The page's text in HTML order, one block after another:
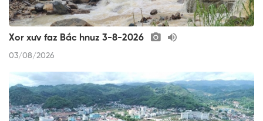
Xor xưv faz Bắc hnuz 3-8-2026
03/08/2026